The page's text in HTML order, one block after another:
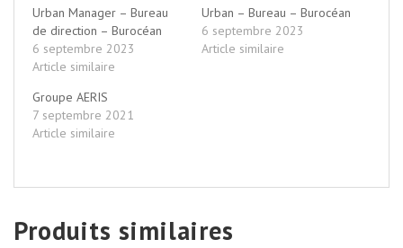
Urban Manager – Bureau
de direction – Burocéan
6 septembre 2023
Article similaire
Urban – Bureau – Burocéan
6 septembre 2023
Article similaire
Groupe AERIS
7 septembre 2021
Article similaire
Produits similaires